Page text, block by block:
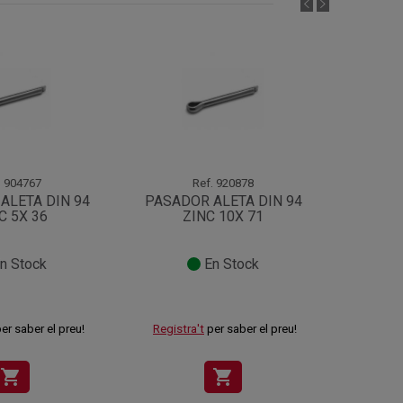
904767
DIN 94
5X 36
Stock
saber el preu!
shopping_cart
Ref. 920878
PASADOR ALETA DIN 94
ZINC 10X 71
En Stock
Registra't per saber el preu!
shopping_cart